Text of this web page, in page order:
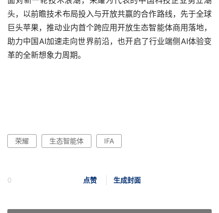
头，以前瞻技术布局投入与开放共赢的合作路线，先于全球
巨头苹果，推动业内首个跨应用开放生态智能体商用落地，
助力中国AI加速走向世界前沿，也开启了行业端侧AI体验变
革的全新想象力周期。
荣耀 生态智能体 IFA
点赞 生成封面
0